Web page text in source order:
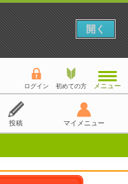
ログイン 初めての方 メニュー
投稿 マイメニュー
開く